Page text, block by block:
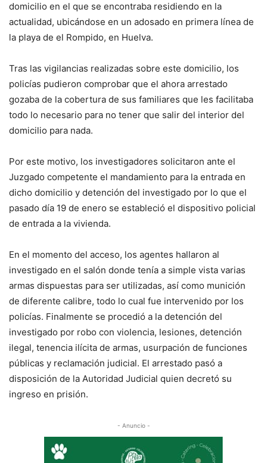
domicilio en el que se encontraba residiendo en la
actualidad, ubicándose en un adosado en primera línea de
la playa de el Rompido, en Huelva.
Tras las vigilancias realizadas sobre este domicilio, los
policías pudieron comprobar que el ahora arrestado
gozaba de la cobertura de sus familiares que les facilitaba
todo lo necesario para no tener que salir del interior del
domicilio para nada.
Por este motivo, los investigadores solicitaron ante el
Juzgado competente el mandamiento para la entrada en
dicho domicilio y detención del investigado por lo que el
pasado día 19 de enero se estableció el dispositivo policial
de entrada a la vivienda.
En el momento del acceso, los agentes hallaron al
investigado en el salón donde tenía a simple vista varias
armas dispuestas para ser utilizadas, así como munición
de diferente calibre, todo lo cual fue intervenido por los
policías. Finalmente se procedió a la detención del
investigado por robo con violencia, lesiones, detención
ilegal, tenencia ilícita de armas, usurpación de funciones
públicas y reclamación judicial. El arrestado pasó a
disposición de la Autoridad Judicial quien decretó su
ingreso en prisión.
- Anuncio -